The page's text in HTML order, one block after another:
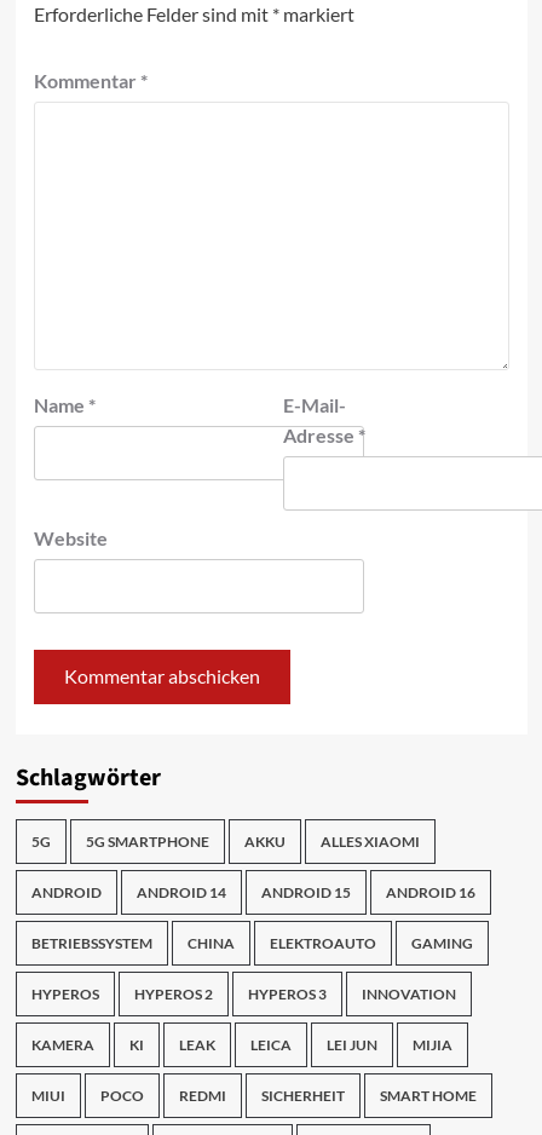
Erforderliche Felder sind mit *markiert
Kommentar *
Name *
E-Mail-
Adresse*
Website
Schlagwörter
5G 5G SMARTPHONE AKKU ALLES XIAOMI
ANDROID ANDROID 14 ANDROID 15 ANDROID 16
BETRIEBSSYSTEM CHINA ELEKTROAUTO GAMING
HYPEROS HYPEROS 2 HYPEROS 3 INNOVATION
KAMERA KI LEAK LEICA LEI JUN MIJIA
MIUI POCO REDMI SICHERHEIT SMART HOME